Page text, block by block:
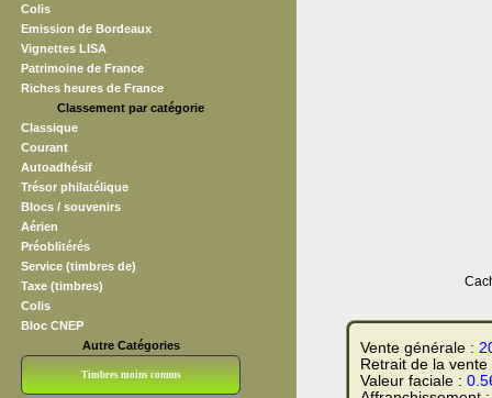
Colis
Emission de Bordeaux
Vignettes LISA
Patrimoine de France
Riches heures de France
Classement par catégorie
Classique
Courant
Autoadhésif
Trésor philatélique
Blocs / souvenirs
Aérien
Préoblitérés
Service (timbres de)
Taxe (timbres)
Colis
Bloc CNEP
Autre Catégories
Timbres moins connus
Vente générale :
Retrait de la
Valeur faciale :